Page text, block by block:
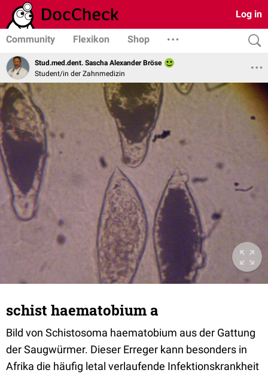
Log in
Community Flexikon Shop
Stud.med.dent. Sascha Alexander Bröse
Student/in der Zahnmedizin
schist haematobium a
Bild von Schistosoma haematobium aus der Gattung
der Saugwürmer. Dieser Erreger kann besonders in
Afrika die häufig letal verlaufende Infektionskrankheit